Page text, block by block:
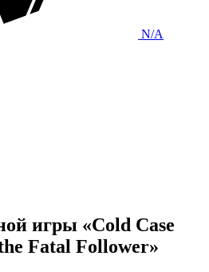
N/A
игры «Cold Case
Fatal Follower»